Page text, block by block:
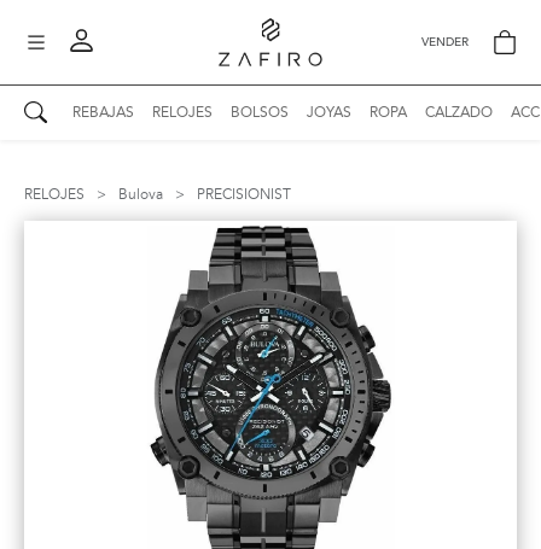
VENDER
REBAJAS RELOJES BOLSOS JOYAS ROPA CALZADO
Mis mensajes
Cerrar sesión
RELOJES > Bulova > PRECISIONIST